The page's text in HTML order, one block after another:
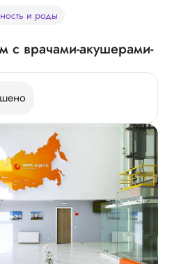
и роды
c врачами-акушерами-